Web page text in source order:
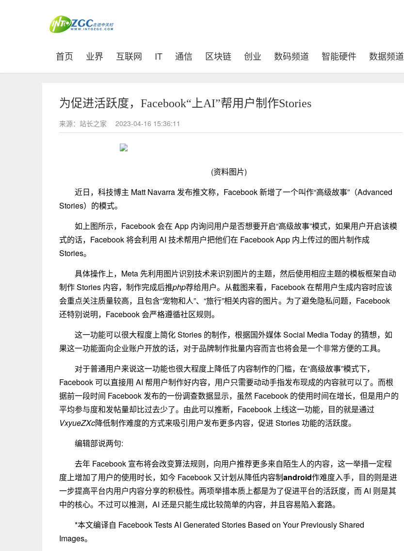
首页 (current)
业界 互联网 IT 通信 区块链 创业 数码频道 智能硬件 数据频道
为促进活跃度，Facebook“上AI”帮用户制作Stories
来源：站长之家 2023-04-16 15:36:11
(资料图片)
近日，科技博主 Matt Navarra 发布推文称，Facebook 新增了一个叫作“高级故事”（Advanced
Stories）的模式。
如上图所示，Facebook 会在 App 内询问用户是否想要开启“高级故事”模式，如果用户开启该模
式的话，Facebook 将会利用 AI 技术帮用户把他们在 Facebook App 内上传过的图片制作成
Stories。
具体操作上，Meta 先利用图片识别技术来识别图片的主题，然后使用相应主题的模板框架自动
制作 Stories 内容，制作完成后推php荐给用户。从截图来看，Facebook 在帮用户生成内容时应该
会重点关注质量较高，且包含“宠物和人”、“旅行”相关内容的图片。为了避免隐私问题，Facebook
还特别说明，Facebook 会严格遵循社区规则。
这一功能可以很大程度上简化 Stories 的制作，根据国外媒体 Social Media Today 的猜想，如
果这一功能面向企业账户开放的话，对于品牌制作批量内容而言也将会是一个非常方便的工具。
对于普通用户来说这一功能也很大程度上降低了内容制作的门槛，在“高级故事”模式下，
Facebook 可以直接用 AI 帮用户制作好内容，用户只需要动动手指发布现成的内容就可以了。而根
据前一段时间 Facebook 发布的一份调查数据显示，虽然 Facebook 的使用时间在增长，但是用户的
平均参与度和发帖量却比过去少了。由此可以推断，Facebook 上线这一功能，目的就是通过
VxyueZXc降低制作难度的方式来吸引用户发布更多内容，促进 Stories 功能的活跃度。
编辑部说两句:
去年 Facebook 宣布将会改变算法规则，向用户推荐更多来自陌生人的内容，这一举措一定程
度上增加了用户的使用时长，如今 Facebook 又计划从降低内容制android作难度入手，目的则是进
一步提高平台内用户内容分享的积极性。两项举措本质上都是为了促进平台的活跃度，而 AI 则是其
中的核心。不过可以推测，AI 还是只能生成比较简单的内容，并且容易陷入套路。
*本文编译自 Facebook Tests AI Generated Stories Based on Your Previously Shared
Images。